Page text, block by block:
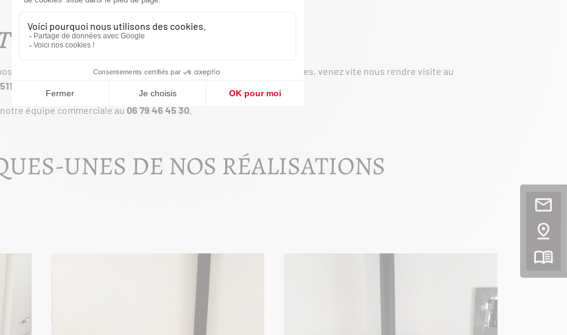
DE VENTE
vous allez forcément trouver chez nous la cheminée de vos rêves, venez vite nous rendre visite au
Reims
équipe commerciale au 06 79 46 45 30
UNES DE NOS RÉALISATIONS